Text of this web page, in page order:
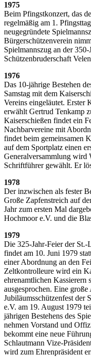
1975
Beim Pfingstkonzert, das
regelmäßig am 1.
neugegründete
Bürgerschützenverein
Spielmannszug an der
Schützenbruderschaft
1976
Das 10-jährige Bestehen
Samstag mit dem
Vereins eingeläutet.
erwählt Gertrud Tenkamp
Kaiserschießen findet ein
Nachbarvereine mit
findet beim gemeinsamen
auf dem Sportplatz einen
Generalversammlung wird
Schriftführer gewählt. Er
1978
Der inzwischen als fester
Große Zapfenstreich auf
Jahr zum ersten Mal
Hochmoor e.V. und die
1979
Die 325-Jahr-Feier der
findet am 10. Juni 1979
einer Abordnung an den
Zeltkontrolleure wird ein
ehrenamtlichen Kassierern
ausgesprochen. Eine
Jubiläumsschützenfest der
e.V. am 19. August 1979
jährigen Bestehens des
nehmen Vorstand und
bekommt eine neue
Schlautmann Vize-
wird zum Ehrenpräsident